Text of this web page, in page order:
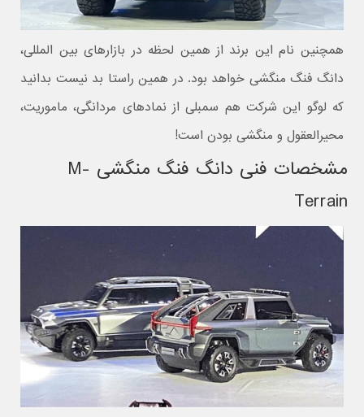
همچنین نام این برند از همین لحظه در بازارهای بین المللی،
دانگ فنگ منگشی خواهد بود. در همین راستا بد نیست بدانید
که لوگو این شرکت هم سمبلی از نمادهای مردانگی، ماموریت،
محیرالعقول و منگشی بودن است!
مشخصات فنی دانگ فنگ منگشی M-
Terrain